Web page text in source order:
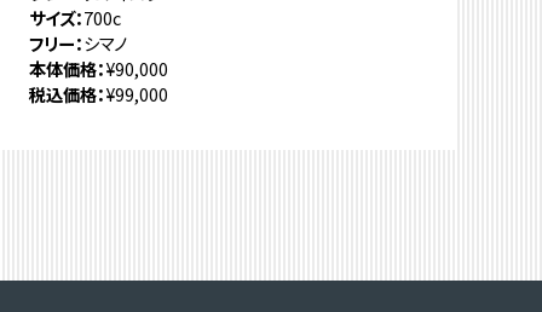
サイズ 700c
フリー シマノ
本体価格 ¥90,000
税込価格 ¥99,000